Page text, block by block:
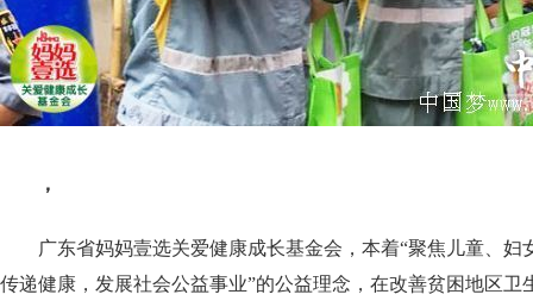
，
广东省妈妈壹选关爱健康成长基金会，本着“聚焦儿童、妇
传递健康，发展社会公益事业”的公益理念，在改善贫困地区卫